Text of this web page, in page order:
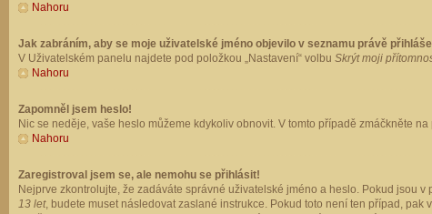
Nahoru
Jak zabráním, aby se moje uživatelské jméno objevilo v seznamu právě
V Uživatelském panelu najdete pod položkou „Nastavení“ volbu Skrýt moji
Nahoru
Zapomněl jsem heslo!
Nic se neděje, vaše heslo můžeme kdykoliv obnovit. V tomto případě zmáčkněte
Nahoru
Zaregistroval jsem se, ale nemohu se přihlásit!
Nejprve zkontrolujte, že zadáváte správné uživatelské jméno a heslo. Pokud jsou
13 let, budete muset následovat zaslané instrukce. Pokud toto není ten případ,